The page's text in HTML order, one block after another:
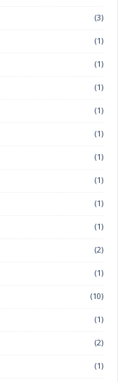
(3)
(1)
(1)
(1)
(1)
(1)
(1)
(1)
(1)
(1)
(2)
(1)
(10)
(1)
(2)
(1)